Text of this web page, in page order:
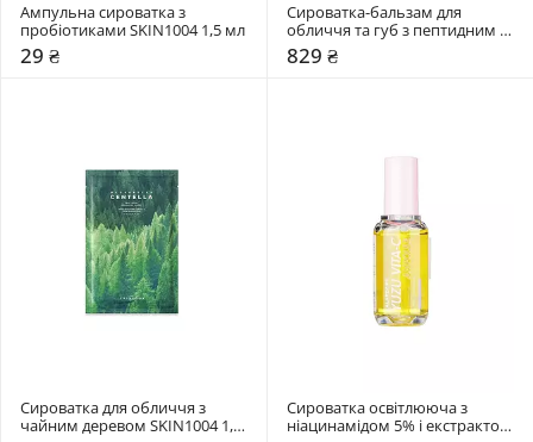
Ампульна сироватка з
пробіотиками SKIN1004 1,5 мл
29 ₴
Сироватка-бальзам для
обличчя та губ з пептидним
комплексом Medi-Peel 14 мл
829 ₴
Сироватка для обличчя з
чайним деревом SKIN1004 1,5
Сироватка освітлююча з
ніацинамідом 5% і екстрактом